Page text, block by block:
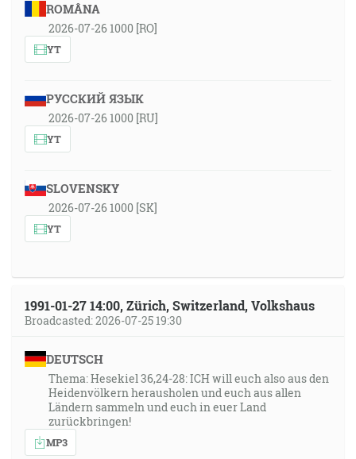
ROMÂNA
2026-07-26 1000 [RO]
YT
РУССКИЙ ЯЗЫК
2026-07-26 1000 [RU]
YT
SLOVENSKY
2026-07-26 1000 [SK]
YT
1991-01-27 14:00, Zürich, Switzerland, Volkshaus
Broadcasted: 2026-07-25 19:30
DEUTSCH
Thema: Hesekiel 36,24-28: ICH will euch also aus den
Heidenvölkern herausholen und euch aus allen
Ländern sammeln und euch in euer Land
zurückbringen!
MP3